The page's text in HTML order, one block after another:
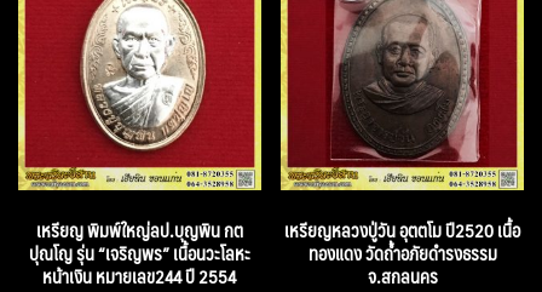
เหรียญ พิมพ์ใหญ่ลป.บุญพิน กต
ปุณโญ รุ่น “เจริญพร” เนื้อนวะโลหะ
หน้าเงิน หมายเลข244 ปี 2554
เหรียญหลวงปู่วัน อุตตโม ปี2520 เนื้อ
ทองแดง วัดถ้ำอภัยดำรงธรรม
จ.สกลนคร